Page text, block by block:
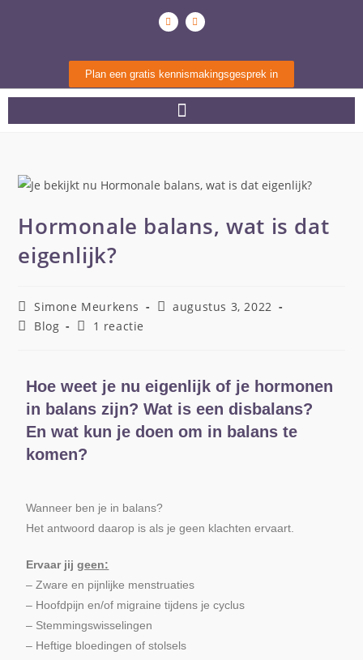
Plan een gratis kennismakingsgesprek in
Hormonale balans, wat is dat
eigenlijk?
Simone Meurkens
augustus 3, 2022
Blog
1 reactie
Hoe weet je nu eigenlijk of je hormonen
in balans zijn? Wat is een disbalans?
En wat kun je doen om in balans te
komen?
Wanneer ben je in balans?
Het antwoord daarop is als je geen klachten ervaart.
Ervaar jijgeen:
– Zware en pijnlijke menstruaties
– Hoofdpijn en/of migraine tijdens je cyclus
– Stemmingswisselingen
– Heftige bloedingen of stolsels